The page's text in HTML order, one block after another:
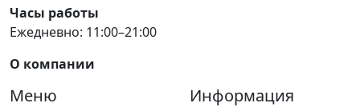
Часы работы
Ежедневно: 11:00–21:00
О компании
Меню Информация